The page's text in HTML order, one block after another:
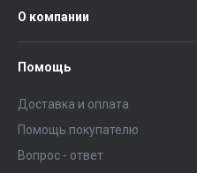
О компании
Помощь
Доставка и оплата
Помощь покупателю
Вопрос - ответ